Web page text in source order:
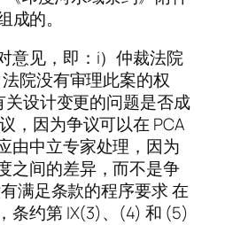
成的。
意见，即：i）仲裁法院
院没有审理此案的权
设计变更的问题是否成
，因为争议可以在 PCA
由中立专家处理，因为
之间的差异，而不是争
满足条款的程序要求 在
条约第 IX(3)、(4) 和 (5)